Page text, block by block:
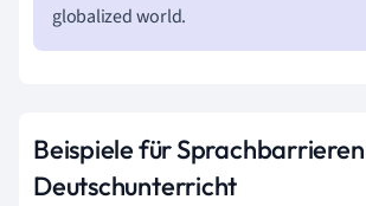
globalized world.
Beispiele für
Deutschunterricht